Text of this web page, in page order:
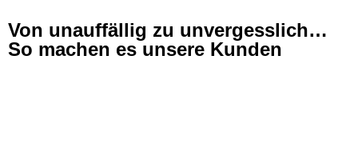
Von unauffällig zu unvergesslich…
So machen es unsere Kunden